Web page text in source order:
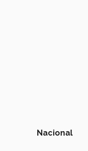
Nacional